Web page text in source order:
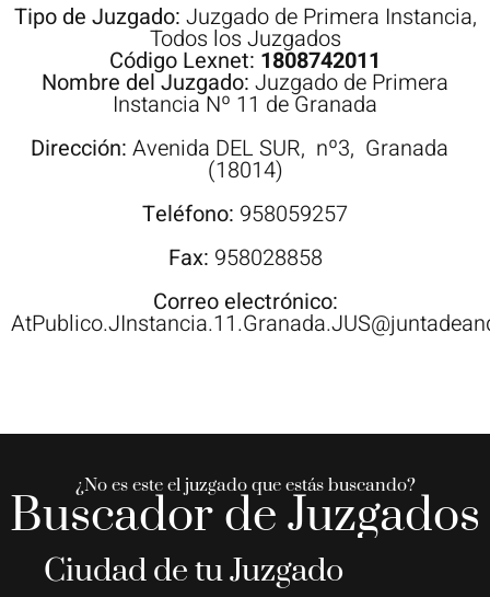
Tipo de Juzgado: Juzgado de Primera Instancia,
Todos los Juzgados
Código Lexnet: 1808742011
Nombre del Juzgado: Juzgado de Primera
Instancia Nº 11 de Granada
Dirección: Avenida DEL SUR, nº3, Granada
(18014)
Teléfono: 958059257
Fax: 958028858
Correo electrónico:
¿No es este el juzgado que estás buscando?
Buscador de Juzgados
Ciudad de tu Juzgado